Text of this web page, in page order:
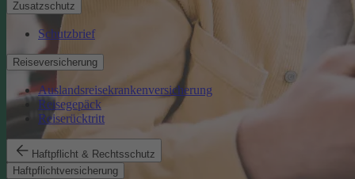
Zusatzschutz
Schutzbrief
Reiseversicherung
Auslandsreisekrankenversicherung
Reisegepäck
Reiserücktritt
Haftpflicht & Rechtsschutz
Haftpflichtversicherung